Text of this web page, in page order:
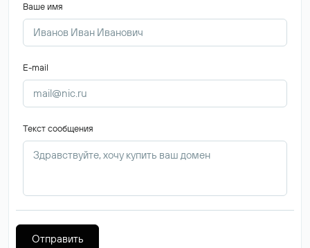
Ваше имя
E-mail
Текст сообщения
Отправить